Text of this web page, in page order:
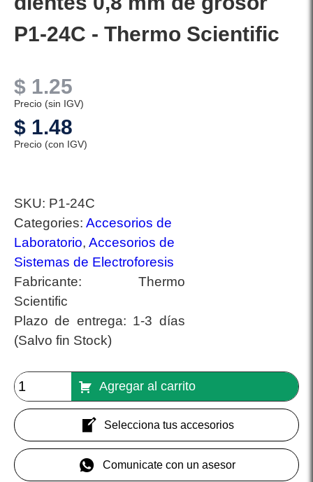
P1-24C - Thermo Scientific
$ 1.25
Precio (sin IGV)
$ 1.48
Precio (con IGV)
SKU: P1-24C
Categories: Accesorios de
Laboratorio, Accesorios de
Sistemas de Electroforesis
Fabricante: Thermo
Scientific
Plazo de entrega: 1-3 días
(Salvo fin Stock)
Agregar al carrito
Selecciona tus accesorios
Comunicate con un asesor